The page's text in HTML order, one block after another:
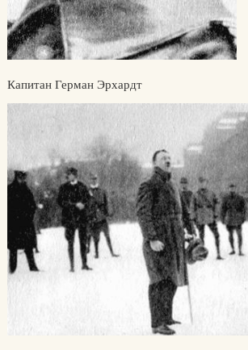
Капитан Герман Эрхардт